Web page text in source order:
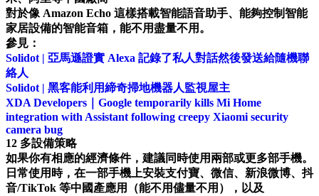
對於像 Amazon Echo 這樣搭載智能語音助手、能夠控制智能
家居設備的智能音箱，能不用盡量不用。
參見：
Solidot | 亞馬遜證實 Alexa 記錄了私人對話然後發送給隨機聯
絡人
Solidot | 黑客能利用締奇掃地機器人監視屋主
XDA Developers｜Google temporarily kills Mi Home
integration with Assistant following creepy Xiaomi security
camera bug
12 多設備策略
如果你有相應的經濟條件，建議同時使用兩部或更多部手機。
日常使用時，在一部手機上安裝支付寶、微信、新浪微博、抖
音/TikTok 等中國產應用（能不用儘量不用），以及